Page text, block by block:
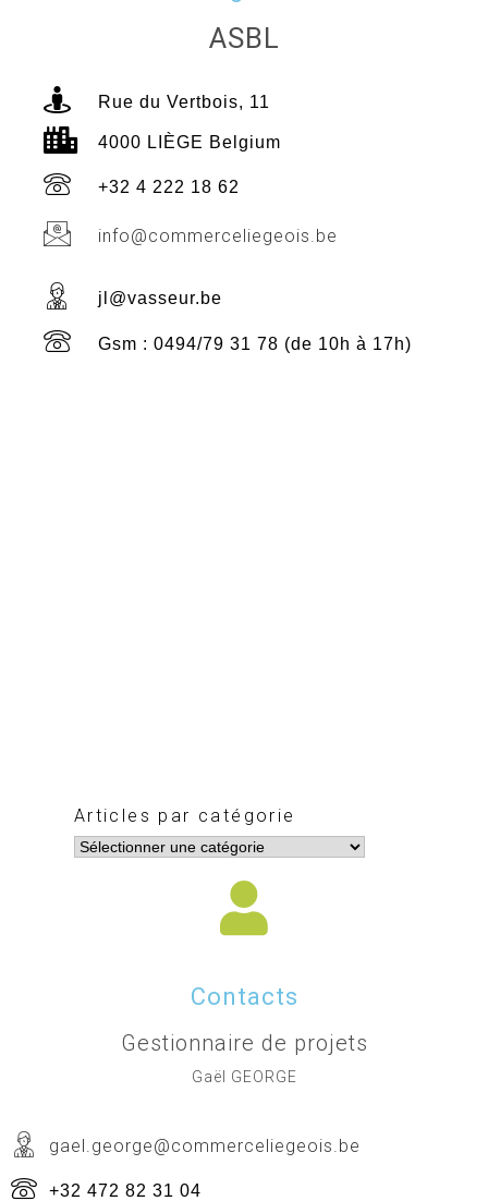
ASBL
Rue du Vertbois, 11
4000 LIÈGE Belgium
+32 4 222 18 62
info@commerceliegeois.be
jl@vasseur.be
Gsm : 0494/79 31 78 (de 10h à 17h)
Articles par catégorie
Contacts
Gestionnaire de projets
Gaël GEORGE
gael.george@commerceliegeois.be
+32 472 82 31 04